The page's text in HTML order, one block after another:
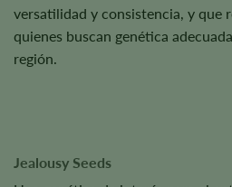
versatilidad y consistencia, y que
quienes buscan genética
región.
Jealousy Seeds